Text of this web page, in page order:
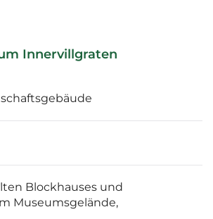
Innervillgraten
Blockhauses und
Museumsgelände,